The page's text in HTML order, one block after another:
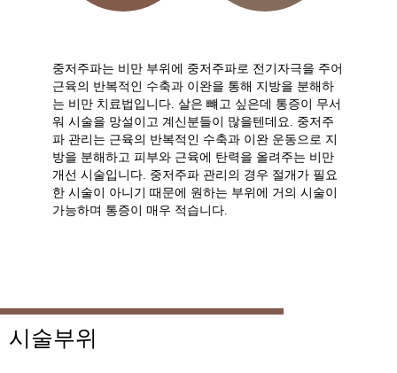
중저주파는 비만 부위에 중저주파로 전기자극을 주어
근육의 반복적인 수축과 이완을 통해 지방을 분해하
는 비만 치료법입니다. 살은 뺴고 싶은데 통증이 무서
워 시술을 망설이고 계신분들이 많을텐데요. 중저주
파 관리는 근육의 반복적인 수축과 이완 운동으로 지
방을 분해하고 피부와 근육에 탄력을 올려주는 비만
개선 시술입니다. 중저주파 관리의 경우 절개가 필요
한 시술이 아니기 때문에 원하는 부위에 거의 시술이
가능하며 통증이 매우 적습니다.
시술부위